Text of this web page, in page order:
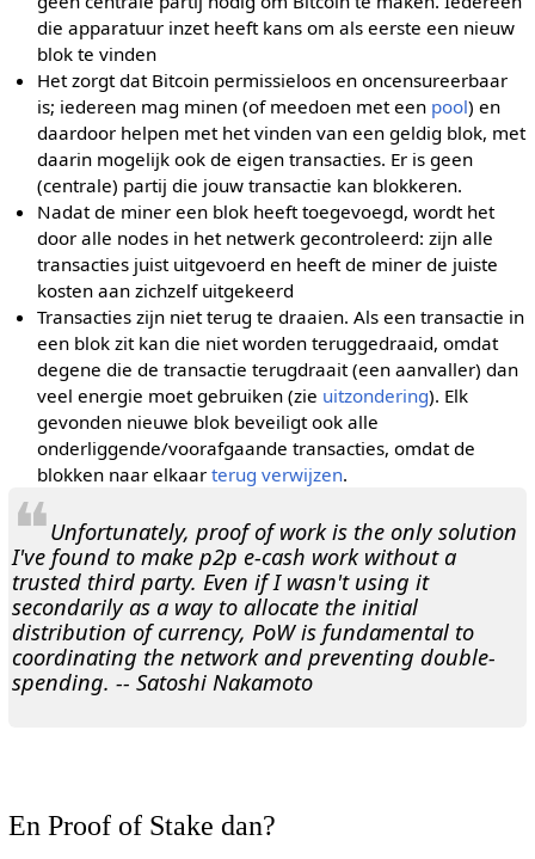
die apparatuur inzet heeft kans om als eerste een nieuw
blok te vinden
Het zorgt dat Bitcoin permissieloos en oncensureerbaar
is; iedereen mag minen (of meedoen met een pool) en
daardoor helpen met het vinden van een geldig blok, met
daarin mogelijk ook de eigen transacties. Er is geen
(centrale) partij die jouw transactie kan blokkeren.
Nadat de miner een blok heeft toegevoegd, wordt het
door alle nodes in het netwerk gecontroleerd: zijn alle
transacties juist uitgevoerd en heeft de miner de juiste
kosten aan zichzelf uitgekeerd
Transacties zijn niet terug te draaien. Als een transactie in
een blok zit kan die niet worden teruggedraaid, omdat
degene die de transactie terugdraait (een aanvaller) dan
veel energie moet gebruiken (zie uitzondering). Elk
gevonden nieuwe blok beveiligt ook alle
onderliggende/voorafgaande transacties, omdat de
blokken naar elkaarterug verwijzen.
❝Unfortunately, proof of work is the only solution
I've found to make p2p e-cash work without a
trusted third party. Even if I wasn't using it
secondarily as a way to allocate the initial
distribution of currency, PoW is fundamental to
coordinating the network and preventing double-
spending. -- Satoshi Nakamoto
En Proof of Stake dan?